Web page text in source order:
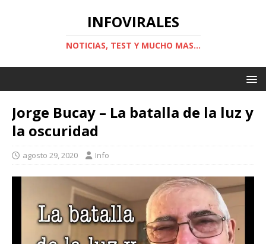
INFOVIRALES
NOTICIAS, TEST Y MUCHO MAS...
Jorge Bucay – La batalla de la luz y
la oscuridad
agosto 29, 2020 Info